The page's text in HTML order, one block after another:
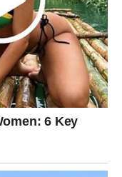
u njihovom
jaka i tačno
ne.
potrebu za